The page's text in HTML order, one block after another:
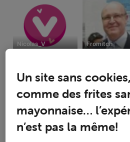
Nicolas_V Fromitch
3 suivent
Un site sans
comme des frites
mayonnaise…
n’est pas la même!